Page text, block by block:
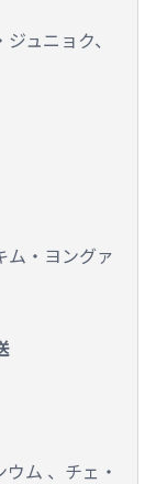
ュニョク、
ム・ヨングァ
ム 、チェ・